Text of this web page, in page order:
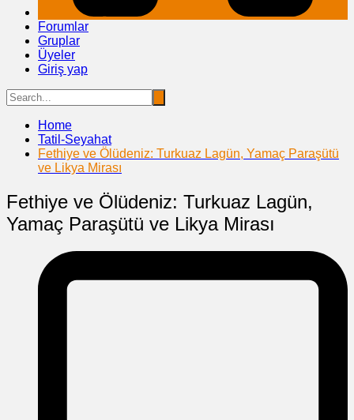
Forumlar
Gruplar
Üyeler
Giriş yap
Home
Tatil-Seyahat
Fethiye ve Ölüdeniz: Turkuaz Lagün, Yamaç Paraşütü
ve Likya Mirası
Fethiye ve Ölüdeniz: Turkuaz Lagün,
Yamaç Paraşütü ve Likya Mirası